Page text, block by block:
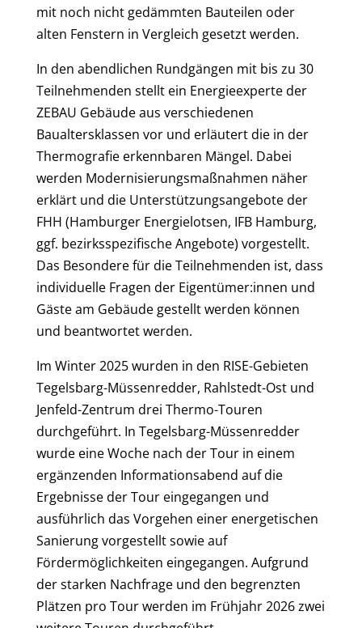
mit noch nicht gedämmten Bauteilen oder
alten Fenstern in Vergleich gesetzt werden.
In den abendlichen Rundgängen mit bis zu 30
Teilnehmenden stellt ein Energieexperte der
ZEBAU Gebäude aus verschiedenen
Baualtersklassen vor und erläutert die in der
Thermografie erkennbaren Mängel. Dabei
werden Modernisierungsmaßnahmen näher
erklärt und die Unterstützungsangebote der
FHH (Hamburger Energielotsen, IFB Hamburg,
ggf. bezirksspezifische Angebote) vorgestellt.
Das Besondere für die Teilnehmenden ist, dass
individuelle Fragen der Eigentümer:innen und
Gäste am Gebäude gestellt werden können
und beantwortet werden.
Im Winter 2025 wurden in den RISE-Gebieten
Tegelsbarg-Müssenredder, Rahlstedt-Ost und
Jenfeld-Zentrum drei Thermo-Touren
durchgeführt. In Tegelsbarg-Müssenredder
wurde eine Woche nach der Tour in einem
ergänzenden Informationsabend auf die
Ergebnisse der Tour eingegangen und
ausführlich das Vorgehen einer energetischen
Sanierung vorgestellt sowie auf
Fördermöglichkeiten eingegangen. Aufgrund
der starken Nachfrage und den begrenzten
Plätzen pro Tour werden im Frühjahr 2026 zwei